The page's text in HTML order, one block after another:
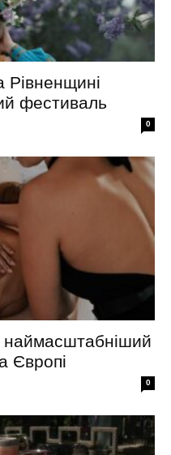
фестиваль
0
Європі
0